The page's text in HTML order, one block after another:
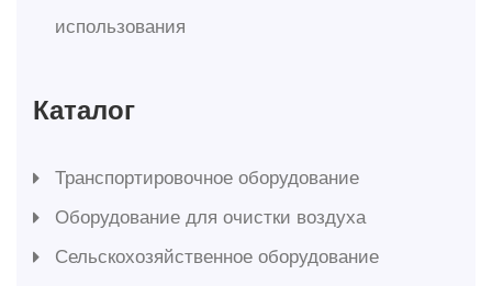
использования
Каталог
Транспортировочное оборудование
Оборудование для очистки воздуха
Сельскохозяйственное оборудование